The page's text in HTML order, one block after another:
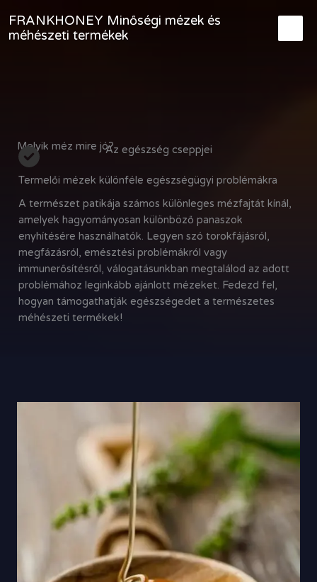
content
FRANKHONEY Minőségi mézek és
méhészeti termékek
Az egészség cseppjei
Melyik méz mire jó?
Termelői mézek különféle egészségügyi problémákra
A természet patikája számos különleges mézfajtát kínál,
amelyek hagyományosan különböző panaszok
enyhítésére használhatók. Legyen szó torokfájásról,
megfázásról, emésztési problémákról vagy
immunerősítésről, válogatásunkban megtalálod az adott
problémához leginkább ajánlott mézeket. Fedezd fel,
hogyan támogathatják egészségedet a természetes
méhészeti termékek!